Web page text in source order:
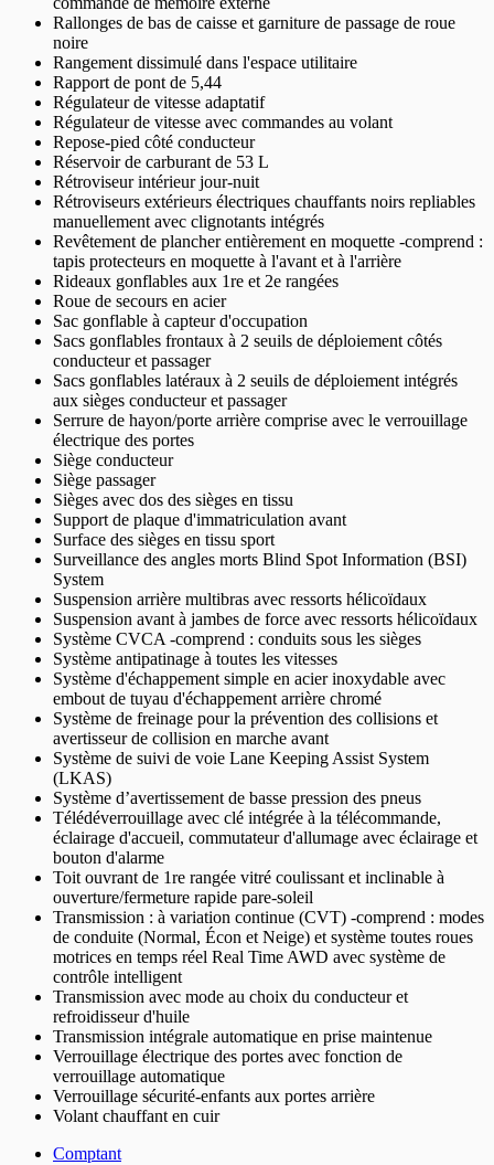
Rallonges de bas de caisse et garniture de passage de roue
noire
Rangement dissimulé dans l'espace utilitaire
Rapport de pont de 5,44
Régulateur de vitesse adaptatif
Régulateur de vitesse avec commandes au volant
Repose-pied côté conducteur
Réservoir de carburant de 53 L
Rétroviseur intérieur jour-nuit
Rétroviseurs extérieurs électriques chauffants noirs repliables
manuellement avec clignotants intégrés
Revêtement de plancher entièrement en moquette -comprend :
tapis protecteurs en moquette à l'avant et à l'arrière
Rideaux gonflables aux 1re et 2e rangées
Roue de secours en acier
Sac gonflable à capteur d'occupation
Sacs gonflables frontaux à 2 seuils de déploiement côtés
conducteur et passager
Sacs gonflables latéraux à 2 seuils de déploiement intégrés
aux sièges conducteur et passager
Serrure de hayon/porte arrière comprise avec le verrouillage
électrique des portes
Siège conducteur
Siège passager
Sièges avec dos des sièges en tissu
Support de plaque d'immatriculation avant
Surface des sièges en tissu sport
Surveillance des angles morts Blind Spot Information (BSI)
System
Suspension arrière multibras avec ressorts hélicoïdaux
Suspension avant à jambes de force avec ressorts hélicoïdaux
Système CVCA -comprend : conduits sous les sièges
Système antipatinage à toutes les vitesses
Système d'échappement simple en acier inoxydable avec
embout de tuyau d'échappement arrière chromé
Système de freinage pour la prévention des collisions et
avertisseur de collision en marche avant
Système de suivi de voie Lane Keeping Assist System
(LKAS)
Système d’avertissement de basse pression des pneus
Télédéverrouillage avec clé intégrée à la télécommande,
éclairage d'accueil, commutateur d'allumage avec éclairage et
bouton d'alarme
Toit ouvrant de 1re rangée vitré coulissant et inclinable à
ouverture/fermeture rapide pare-soleil
Transmission : à variation continue (CVT) -comprend : modes
de conduite (Normal, Écon et Neige) et système toutes roues
motrices en temps réel Real Time AWD avec système de
contrôle intelligent
Transmission avec mode au choix du conducteur et
refroidisseur d'huile
Transmission intégrale automatique en prise maintenue
Verrouillage électrique des portes avec fonction de
verrouillage automatique
Verrouillage sécurité-enfants aux portes arrière
Volant chauffant en cuir
Comptant